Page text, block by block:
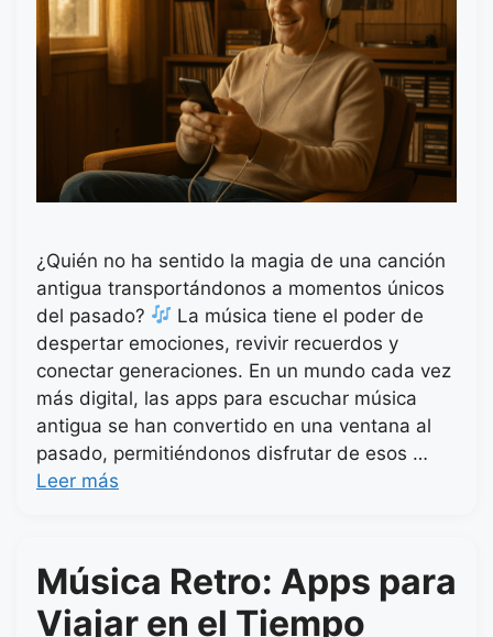
¿Quién no ha sentido la magia de una canción
antigua transportándonos a momentos únicos
del pasado?
La música tiene el poder de
despertar emociones, revivir recuerdos y
conectar generaciones. En un mundo cada vez
más digital, las apps para escuchar música
antigua se han convertido en una ventana al
pasado, permitiéndonos disfrutar de esos …
Leer más
Música Retro: Apps para
Viajar en el Tiempo